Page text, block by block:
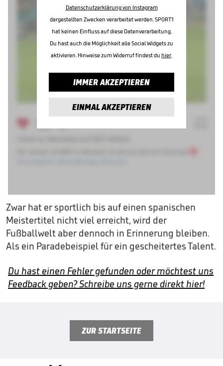
Datenschutzerklärung von Instagram
dargestellten Zwecken verarbeitet werden. SPORT1
hat keinen Einfluss auf diese Datenverarbeitung.
Du hast auch die Möglichkeit alle Social Widgets zu
aktivieren. Hinweise zum Widerruf findest du hier.
IMMER AKZEPTIEREN
EINMAL AKZEPTIEREN
Zwar hat er sportlich bis auf einen spanischen
Meistertitel nicht viel erreicht, wird der
Fußballwelt aber dennoch in Erinnerung bleiben.
Als ein Paradebeispiel für ein gescheitertes Talent.
Du hast einen Fehler gefunden oder möchtest uns
Feedback geben? Schreibe uns gerne direkt hier!
ZUR STARTSEITE